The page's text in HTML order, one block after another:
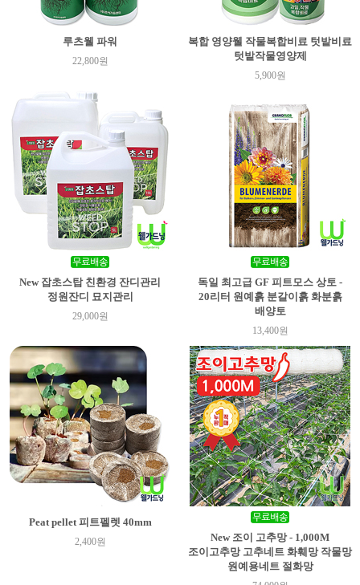
루츠웰 파워
22,800원
복합 영양웰 작물복합비료 텃밭비료
텃밭작물영양제
5,900원
New 잡초스탑 친환경 잔디관리
정원잔디 묘지관리
29,000원
독일 최고급 GF 피트모스 상토 -
20리터 원예흙 분갈이흙 화분흙
배양토
13,400원
Peat pellet 피트펠렛 40mm
2,400원
New 조이 고추망 - 1,000M
조이고추망 고추네트 화훼망 작물망
원예용네트 절화망